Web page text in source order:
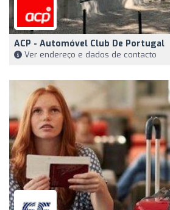
ACP - Automóvel Club De Portugal
Ver endereço e dados de contacto